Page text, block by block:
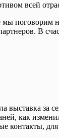
всей
мы поговорим
В
выставка за
как
контакты,